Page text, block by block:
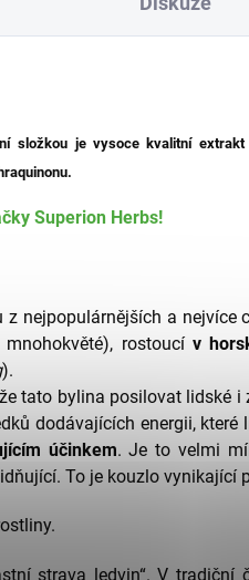
složkou je vysoce kvalitní extrakt
Superion Herbs!
nejpopulárnějších a nejvíce
rostoucí v
).
tato bylina posilovat lidské
dodávajících energii,
účinkem. Je to velmi
To je kouzlo vynikající
strava ledvin“. V tradiční